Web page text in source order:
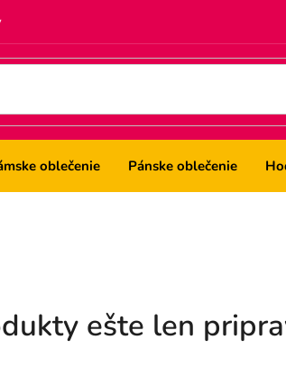
oblečenie Pánske oblečenie
ešte len